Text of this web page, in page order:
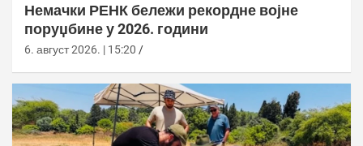
Немачки РЕНК бележи рекордне војне
поруџбине у 2026. години
6. август 2026. | 15:20